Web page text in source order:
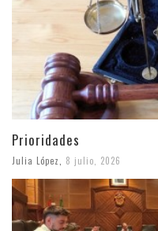
Prioridades
Julia López 8 julio, 2026